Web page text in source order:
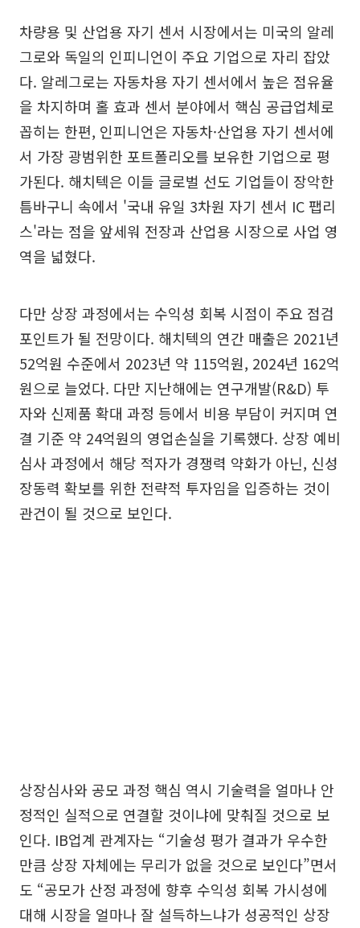
차량용 및 산업용 자기 센서 시장에서는 미국의 알레
그로와 독일의 인피니언이 주요 기업으로 자리 잡았
다. 알레그로는 자동차용 자기 센서에서 높은 점유율
을 차지하며 홀 효과 센서 분야에서 핵심 공급업체로
꼽히는 한편, 인피니언은 자동차·산업용 자기 센서에
서 가장 광범위한 포트폴리오를 보유한 기업으로 평
가된다. 해치텍은 이들 글로벌 선도 기업들이 장악한
틈바구니 속에서 '국내 유일 3차원 자기 센서 IC 팹리
스'라는 점을 앞세워 전장과 산업용 시장으로 사업 영
역을 넓혔다.
다만 상장 과정에서는 수익성 회복 시점이 주요 점검
포인트가 될 전망이다. 해치텍의 연간 매출은 2021년
52억원 수준에서 2023년 약 115억원, 2024년 162억
원으로 늘었다. 다만 지난해에는 연구개발(R&D) 투
자와 신제품 확대 과정 등에서 비용 부담이 커지며 연
결 기준 약 24억원의 영업손실을 기록했다. 상장 예비
심사 과정에서 해당 적자가 경쟁력 약화가 아닌, 신성
장동력 확보를 위한 전략적 투자임을 입증하는 것이
관건이 될 것으로 보인다.
상장심사와 공모 과정 핵심 역시 기술력을 얼마나 안
정적인 실적으로 연결할 것이냐에 맞춰질 것으로 보
인다. IB업계 관계자는 “기술성 평가 결과가 우수한
만큼 상장 자체에는 무리가 없을 것으로 보인다”면서
도 “공모가 산정 과정에 향후 수익성 회복 가시성에
대해 시장을 얼마나 잘 설득하느냐가 성공적인 상장